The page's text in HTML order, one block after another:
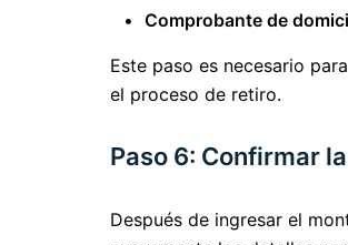
Comprobante de
Este paso es necesario
el proceso de retiro.
Paso 6: Confirmar
Después de ingresar el